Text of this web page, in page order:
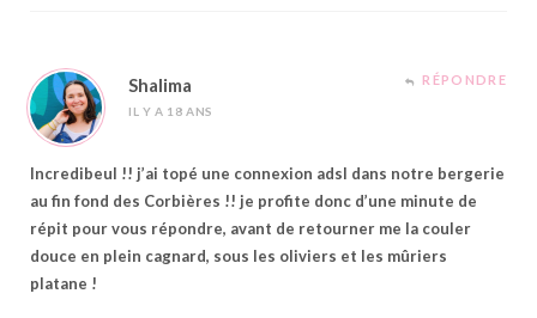
Shalima
IL Y A 18 ANS
RÉPONDRE
Incredibeul !! j’ai topé une connexion adsl dans notre bergerie
au fin fond des Corbières !! je profite donc d’une minute de
répit pour vous répondre, avant de retourner me la couler
douce en plein cagnard, sous les oliviers et les mûriers
platane !